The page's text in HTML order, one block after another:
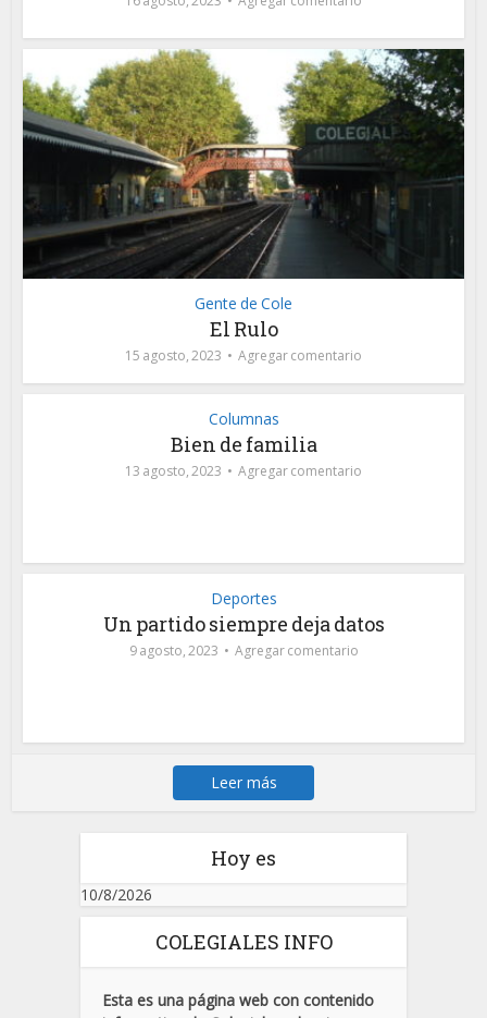
Gente de Cole
El Rulo
15 agosto, 2023 Agregar comentario
Columnas
Bien de familia
13 agosto, 2023 Agregar comentario
Deportes
Un partido siempre deja datos
9 agosto, 2023 Agregar comentario
Leer más
Hoy es
10/8/2026
COLEGIALES INFO
Esta es una página web con contenido